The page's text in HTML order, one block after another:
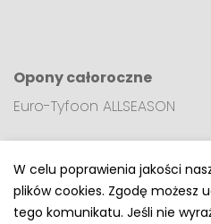
Opony całoroczne
Euro-Tyfoon ALLSEASON
Polityka prywatności
W celu poprawienia jakości
plików cookies. Zgodę możesz
tego komunikatu. Jeśli nie